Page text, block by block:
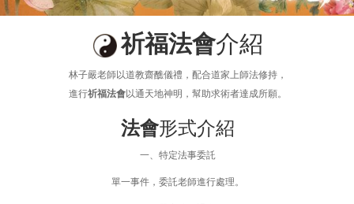
祈福法會介紹
林子嚴老師以道教齋醮儀禮，配合道家上師法修持，
進行祈福法會以通天地神明，幫助求術者達成所願。
法會形式介紹
一、特定法事委託
單一事件，委託老師進行處理。